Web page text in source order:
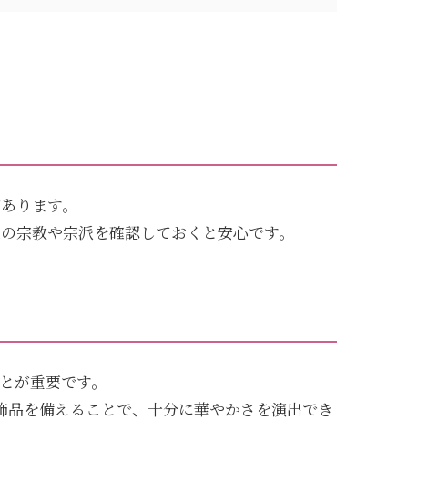
ります。
教や宗派を確認しておくと安心です。
重要です。
を備えることで、十分に華やかさを演出でき